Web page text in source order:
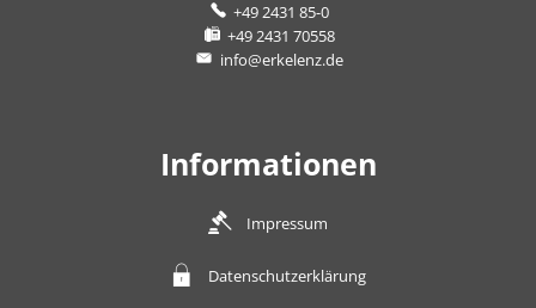
+49 2431 85-0
+49 2431 70558
info@erkelenz.de
Informationen
Impressum
Datenschutzerklärung